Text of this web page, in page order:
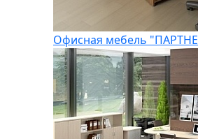
Офисная мебель